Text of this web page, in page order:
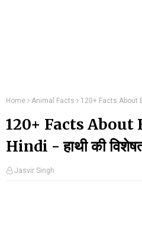
Home Animal Facts 120+ Facts About
120+ Facts About
Hindi - हाथी की
Jasvir Singh